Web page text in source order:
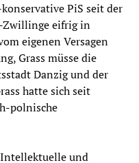
PiS seit der
Zwillinge eifrig in
eigenen Versagen
Grass müsse die
Danzig und der
hatte sich seit
polnische
Intellektuelle und